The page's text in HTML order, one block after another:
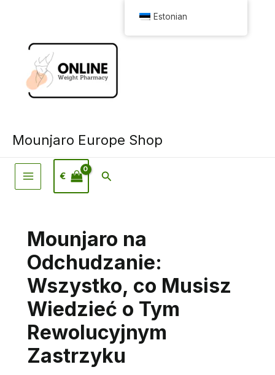
Mounjaro Europe Shop
€ Otsi
Mounjaro na
Odchudzanie:
Wszystko, co Musisz
Wiedzieć o Tym
Rewolucyjnym
Zastrzyku
Estonian